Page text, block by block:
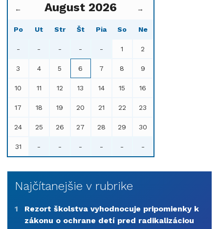
← August 2026 →
Po Ut Str Št Pia So Ne
- - - - - 1 2
3 4 5 6 7 8 9
10 11 12 13 14 15 16
17 18 19 20 21 22 23
24 25 26 27 28 29 30
31 - - - - - -
Najčítanejšie v rubrike
1
Rezort školstva vyhodnocuje pripomienky k
zákonu o ochrane detí pred radikalizáciou